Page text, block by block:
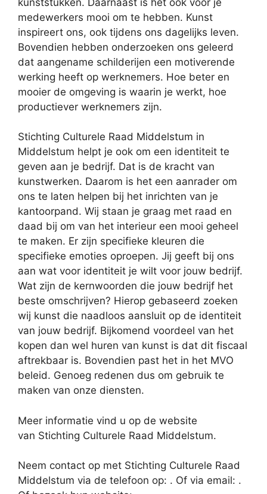
medewerkers mooi om te hebben. Kunst
inspireert ons, ook tijdens ons dagelijks leven.
Bovendien hebben onderzoeken ons geleerd
dat aangename schilderijen een motiverende
werking heeft op werknemers. Hoe beter en
mooier de omgeving is waarin je werkt, hoe
productiever werknemers zijn.
Stichting Culturele Raad Middelstum in
Middelstum helpt je ook om een identiteit te
geven aan je bedrijf. Dat is de kracht van
kunstwerken. Daarom is het een aanrader om
ons te laten helpen bij het inrichten van je
kantoorpand. Wij staan je graag met raad en
daad bij om van het interieur een mooi geheel
te maken. Er zijn specifieke kleuren die
specifieke emoties oproepen. Jij geeft bij ons
aan wat voor identiteit je wilt voor jouw bedrijf.
Wat zijn de kernwoorden die jouw bedrijf het
beste omschrijven? Hierop gebaseerd zoeken
wij kunst die naadloos aansluit op de identiteit
van jouw bedrijf. Bijkomend voordeel van het
kopen dan wel huren van kunst is dat dit fiscaal
aftrekbaar is. Bovendien past het in het MVO
beleid. Genoeg redenen dus om gebruik te
maken van onze diensten.
Meer informatie vind u op de website
van Stichting Culturele Raad Middelstum.
Neem contact op met Stichting Culturele Raad
Middelstum via de telefoon op: . Of via email: .